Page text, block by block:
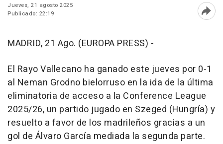
Jueves, 21 agosto 2025
Publicado: 22:19
MADRID, 21 Ago. (EUROPA PRESS) -
El Rayo Vallecano ha ganado este jueves por 0-1
al Neman Grodno bielorruso en la ida de la última
eliminatoria de acceso a la Conference League
2025/26, un partido jugado en Szeged (Hungría) y
resuelto a favor de los madrileños gracias a un
gol de Álvaro García mediada la segunda parte.